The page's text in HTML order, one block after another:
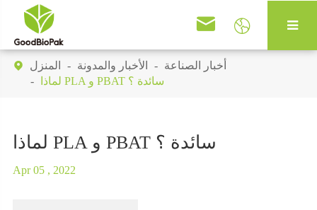
 
 المنزل الأخبار والمدونة
أخبار الصناعة
لماذا PLA و PBAT سائدة ؟
لماذا PLA و PBAT سائدة ؟
Apr 05 , 2022